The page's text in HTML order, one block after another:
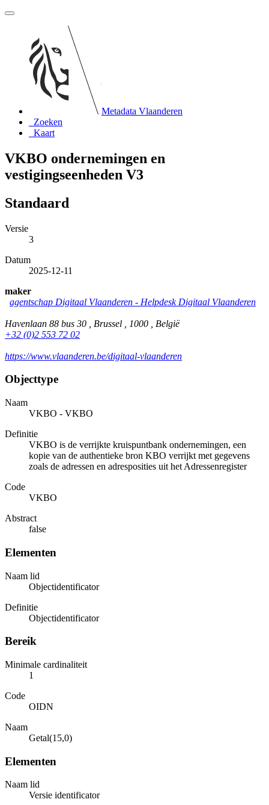
Metadata Vlaanderen
Zoeken
Kaart
VKBO ondernemingen en
vestigingseenheden V3
Standaard
Versie
3
Datum
2025-12-11
maker
agentschap Digitaal Vlaanderen - Helpdesk Digitaal Vlaanderen
Havenlaan 88 bus 30 , Brussel , 1000 , België
+32 (0)2 553 72 02
https://www.vlaanderen.be/digitaal-vlaanderen
Objecttype
Naam
VKBO - VKBO
Definitie
VKBO is de verrijkte kruispuntbank ondernemingen, een
kopie van de authentieke bron KBO verrijkt met gegevens
zoals de adressen en adresposities uit het Adressenregister
Code
VKBO
Abstract
false
Elementen
Naam lid
Objectidentificator
Definitie
Objectidentificator
Bereik
Minimale cardinaliteit
1
Code
OIDN
Naam
Getal(15,0)
Elementen
Naam lid
Versie identificator